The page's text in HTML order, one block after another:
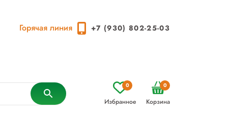
Горячая линия +7 (930) 802-25-03
Избранное
0
Корзина
0